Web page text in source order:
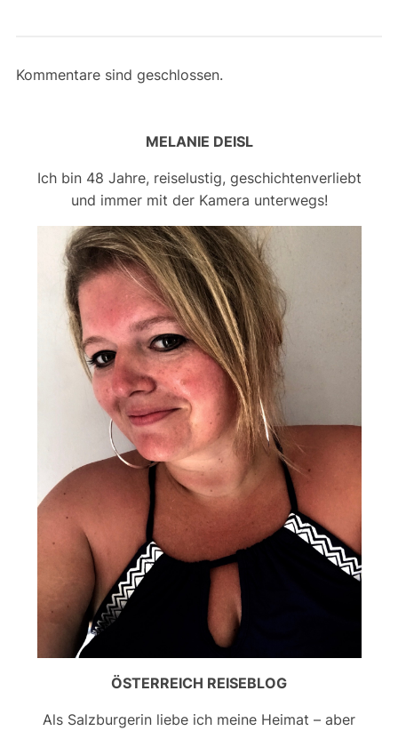
Kommentare sind geschlossen.
MELANIE DEISL
Ich bin 48 Jahre, reiselustig, geschichtenverliebt
und immer mit der Kamera unterwegs!
ÖSTERREICH REISEBLOG
Als Salzburgerin liebe ich meine Heimat – aber